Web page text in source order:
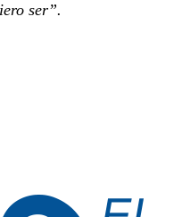
ser”.